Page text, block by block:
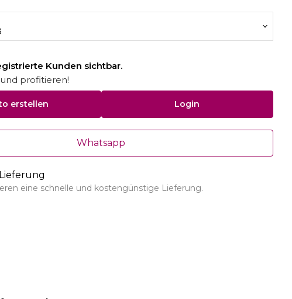
Kunden sichtbar.
profitieren!
erstellen Login
Whatsapp
eine schnelle und kostengünstige Lieferung.